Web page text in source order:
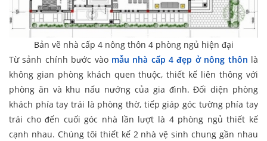
Bản vẽ nhà cấp 4 nông thôn 4 phòng ngủ hiện đại
Từ sảnh chính bước vào mẫu nhà cấp 4 đẹp ở nông thôn là
không gian phòng khách quen thuộc, thiết kế liên thông với
phòng ăn và khu nấu nướng của gia đình. Đối diện phòng
khách phía tay trái là phòng thờ, tiếp giáp góc tường phía tay
trái cho đến cuối góc nhà lần lượt là 4 phòng ngủ thiết kế
cạnh nhau. Chúng tôi thiết kế 2 nhà vệ sinh chung gần nhau